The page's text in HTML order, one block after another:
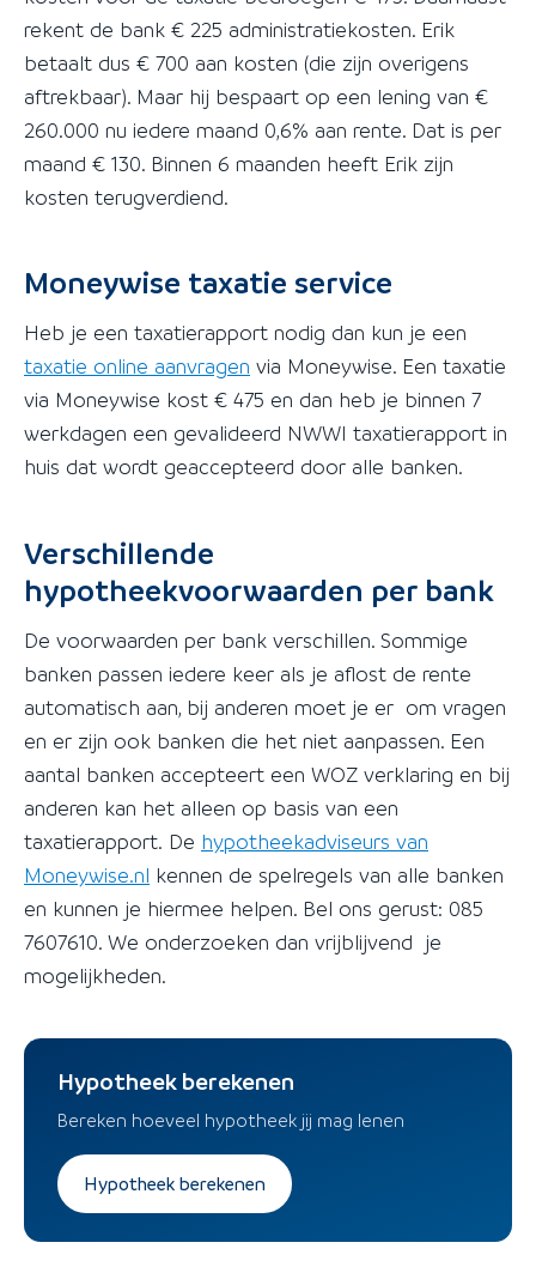
rekent de bank € 225 administratiekosten. Erik
betaalt dus € 700 aan kosten (die zijn overigens
aftrekbaar). Maar hij bespaart op een lening van €
260.000 nu iedere maand 0,6% aan rente. Dat is per
maand € 130. Binnen 6 maanden heeft Erik zijn
kosten terugverdiend.
Moneywise taxatie service
Heb je een taxatierapport nodig dan kun je een
taxatie online aanvragen via Moneywise. Een taxatie
via Moneywise kost € 475 en dan heb je binnen 7
werkdagen een gevalideerd NWWI taxatierapport in
huis dat wordt geaccepteerd door alle banken.
Verschillende
hypotheekvoorwaarden per bank
De voorwaarden per bank verschillen. Sommige
banken passen iedere keer als je aflost de rente
automatisch aan, bij anderen moet je er om vragen
en er zijn ook banken die het niet aanpassen. Een
aantal banken accepteert een WOZ verklaring en bij
anderen kan het alleen op basis van een
taxatierapport. De hypotheekadviseurs van
Moneywise.nl kennen de spelregels van alle banken
en kunnen je hiermee helpen. Bel ons gerust: 085
7607610. We onderzoeken dan vrijblijvend je
mogelijkheden.
Hypotheek berekenen
Bereken hoeveel hypotheek jij mag lenen
Hypotheek berekenen